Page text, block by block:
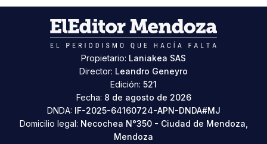
Propietario: Laniakea SAS
Director: Leandro Geneyro
Edición: 521
Fecha: 8 de agosto de 2026
DNDA: IF-2025-64160724-APN-DNDA#MJ
Domicilio legal: Necochea N°350 - Ciudad de Mendoza,
Mendoza